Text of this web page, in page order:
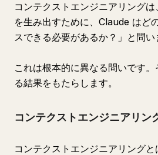
コンテクストエンジニアリング
を生み出すために、Claude はど
スできる必要があるか？」と問い
これは根本的に異なる問いです
る結果をもたらします。
コンテクストエンジニアリン
コンテクストエンジニアリング